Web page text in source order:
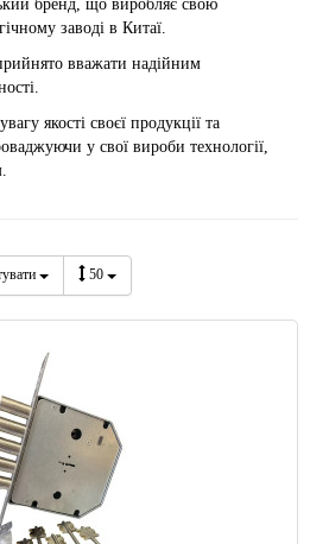
бренд, що виробляє свою
заводі в Китаї.
вважати надійним
якості своєї продукції та
у свої вироби технології,
50